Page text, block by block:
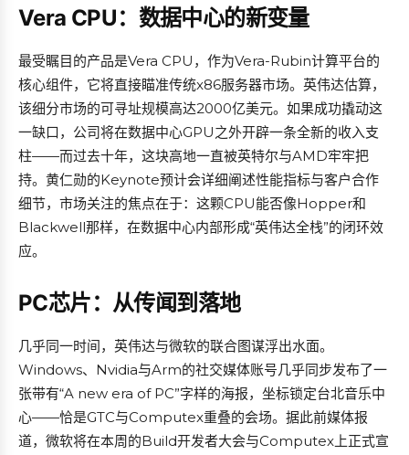
Vera CPU：数据中心的新变量
最受瞩目的产品是Vera CPU，作为Vera-Rubin计算平台的
核心组件，它将直接瞄准传统x86服务器市场。英伟达估算，
该细分市场的可寻址规模高达2000亿美元。如果成功撬动这
一缺口，公司将在数据中心GPU之外开辟一条全新的收入支
柱——而过去十年，这块高地一直被英特尔与AMD牢牢把
持。黄仁勋的Keynote预计会详细阐述性能指标与客户合作
细节，市场关注的焦点在于：这颗CPU能否像Hopper和
Blackwell那样，在数据中心内部形成“英伟达全栈”的闭环效
应。
PC芯片：从传闻到落地
几乎同一时间，英伟达与微软的联合图谋浮出水面。
Windows、Nvidia与Arm的社交媒体账号几乎同步发布了一
张带有“A new era of PC”字样的海报，坐标锁定台北音乐中
心——恰是GTC与Computex重叠的会场。据此前媒体报
道，微软将在本周的Build开发者大会与Computex上正式宣